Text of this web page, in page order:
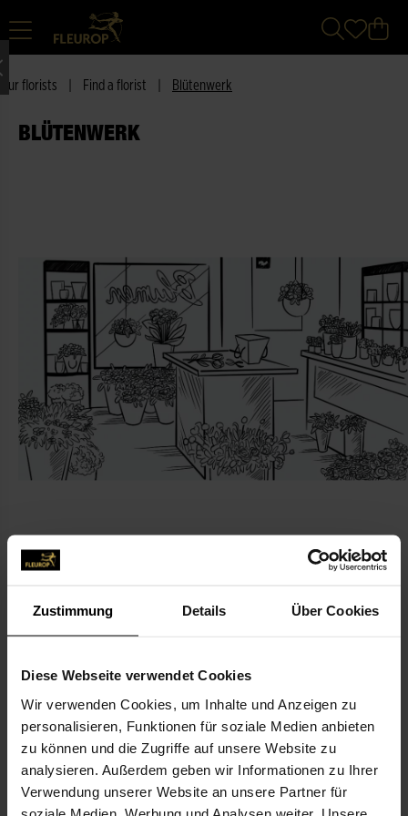
Zustimmung Details Über Cookies
Diese Webseite verwendet Cookies
Wir verwenden Cookies, um Inhalte und Anzeigen zu
personalisieren, Funktionen für soziale Medien anbieten
zu können und die Zugriffe auf unsere Website zu
analysieren. Außerdem geben wir Informationen zu Ihrer
Verwendung unserer Website an unsere Partner für
soziale Medien, Werbung und Analysen weiter. Unsere
Our florists Find a florist Blütenwerk
BLÜTENWERK
Blütenwerk
04509 Krostitz
034295-707 47
034295-704703